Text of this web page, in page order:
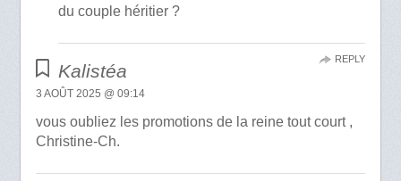
du couple héritier ?
Kalistéa
3 AOÛT 2025 @ 09:14
vous oubliez les promotions de la reine tout court ,
Christine-Ch.
REPLY